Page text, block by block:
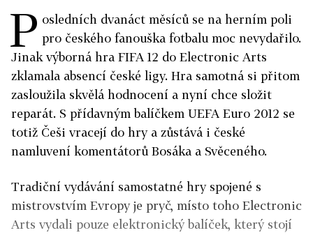
P osledních dvanáct měsíců se na herním poli
pro českého fanouška fotbalu moc nevydařilo.
Jinak výborná hra FIFA 12 do Electronic Arts
zklamala absencí české ligy. Hra samotná si přitom
zasloužila skvělá hodnocení a nyní chce složit
reparát. S přídavným balíčkem UEFA Euro 2012 se
totiž Češi vracejí do hry a zůstává i české
namluvení komentátorů Bosáka a Svěceného.
Tradiční vydávání samostatné hry spojené s
mistrovstvím Evropy je pryč, místo toho Electronic
Arts vydali pouze elektronický balíček, který stojí